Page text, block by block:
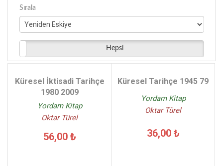
Sırala
Hepsi
Küresel İktisadi Tarihçe
1980 2009
Yordam Kitap
Oktar Türel
56,00 ₺
Küresel Tarihçe 1945 79
Yordam Kitap
Oktar Türel
36,00 ₺